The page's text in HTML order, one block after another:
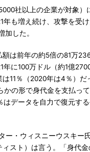
社以上の企業が対象）
年も増え続け、攻撃を受
加した。
は前年の約5倍の81万
年に100万ドル（約1億
11％（2020年は4％）だ
かの形で身代金を支払っ
はデータを自力で復元す
ー・ウィスニーウスキー
ィスト）は言う。「身代